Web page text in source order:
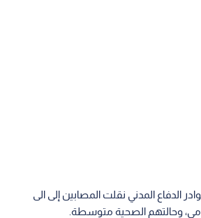
الدفاع المدني نقلت المصابين إلى الى
وحالتهم الصحية متوسطة.